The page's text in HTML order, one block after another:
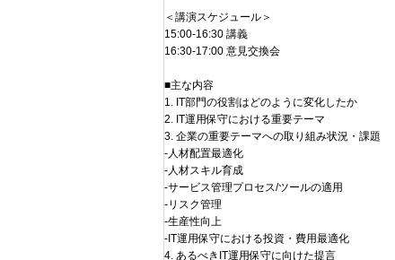
＜講演スケジュール＞
15:00-16:30 講義
16:30-17:00 意見交換会
■主な内容
1. IT部門の役割はどのように変化したか
2. IT運用保守における重要テーマ
3. 企業の重要テーマへの取り組み状況・課題
-人材配置最適化
-人材スキル育成
-サービス管理プロセス/ツールの適用
-リスク管理
-生産性向上
-IT運用保守における投資・費用最適化
4. あるべきIT運用保守に向けた提言